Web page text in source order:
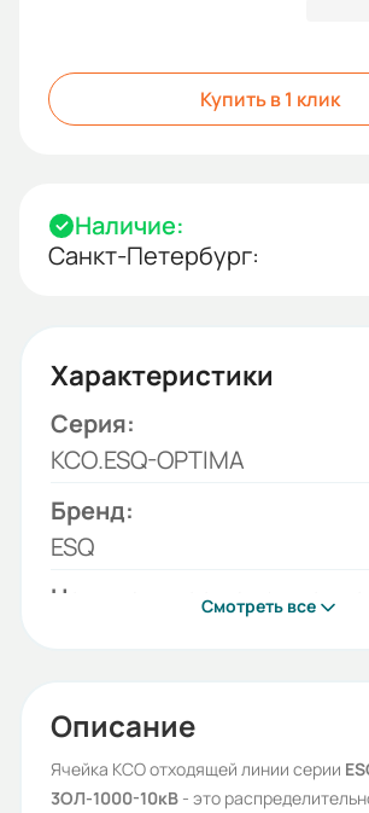
Купить в 1 клик
Наличие:
Санкт-Петербург:
Характеристики
Серия:
КСО.ESQ-OPTIMA
Бренд:
ESQ
Номинальное напряжение
Вакуумный выключатель ESQ
Орган управления:
Смотреть все
Описание
Ячейка КСО отходящей линии серии
3ОЛ-1000-10кВ - это